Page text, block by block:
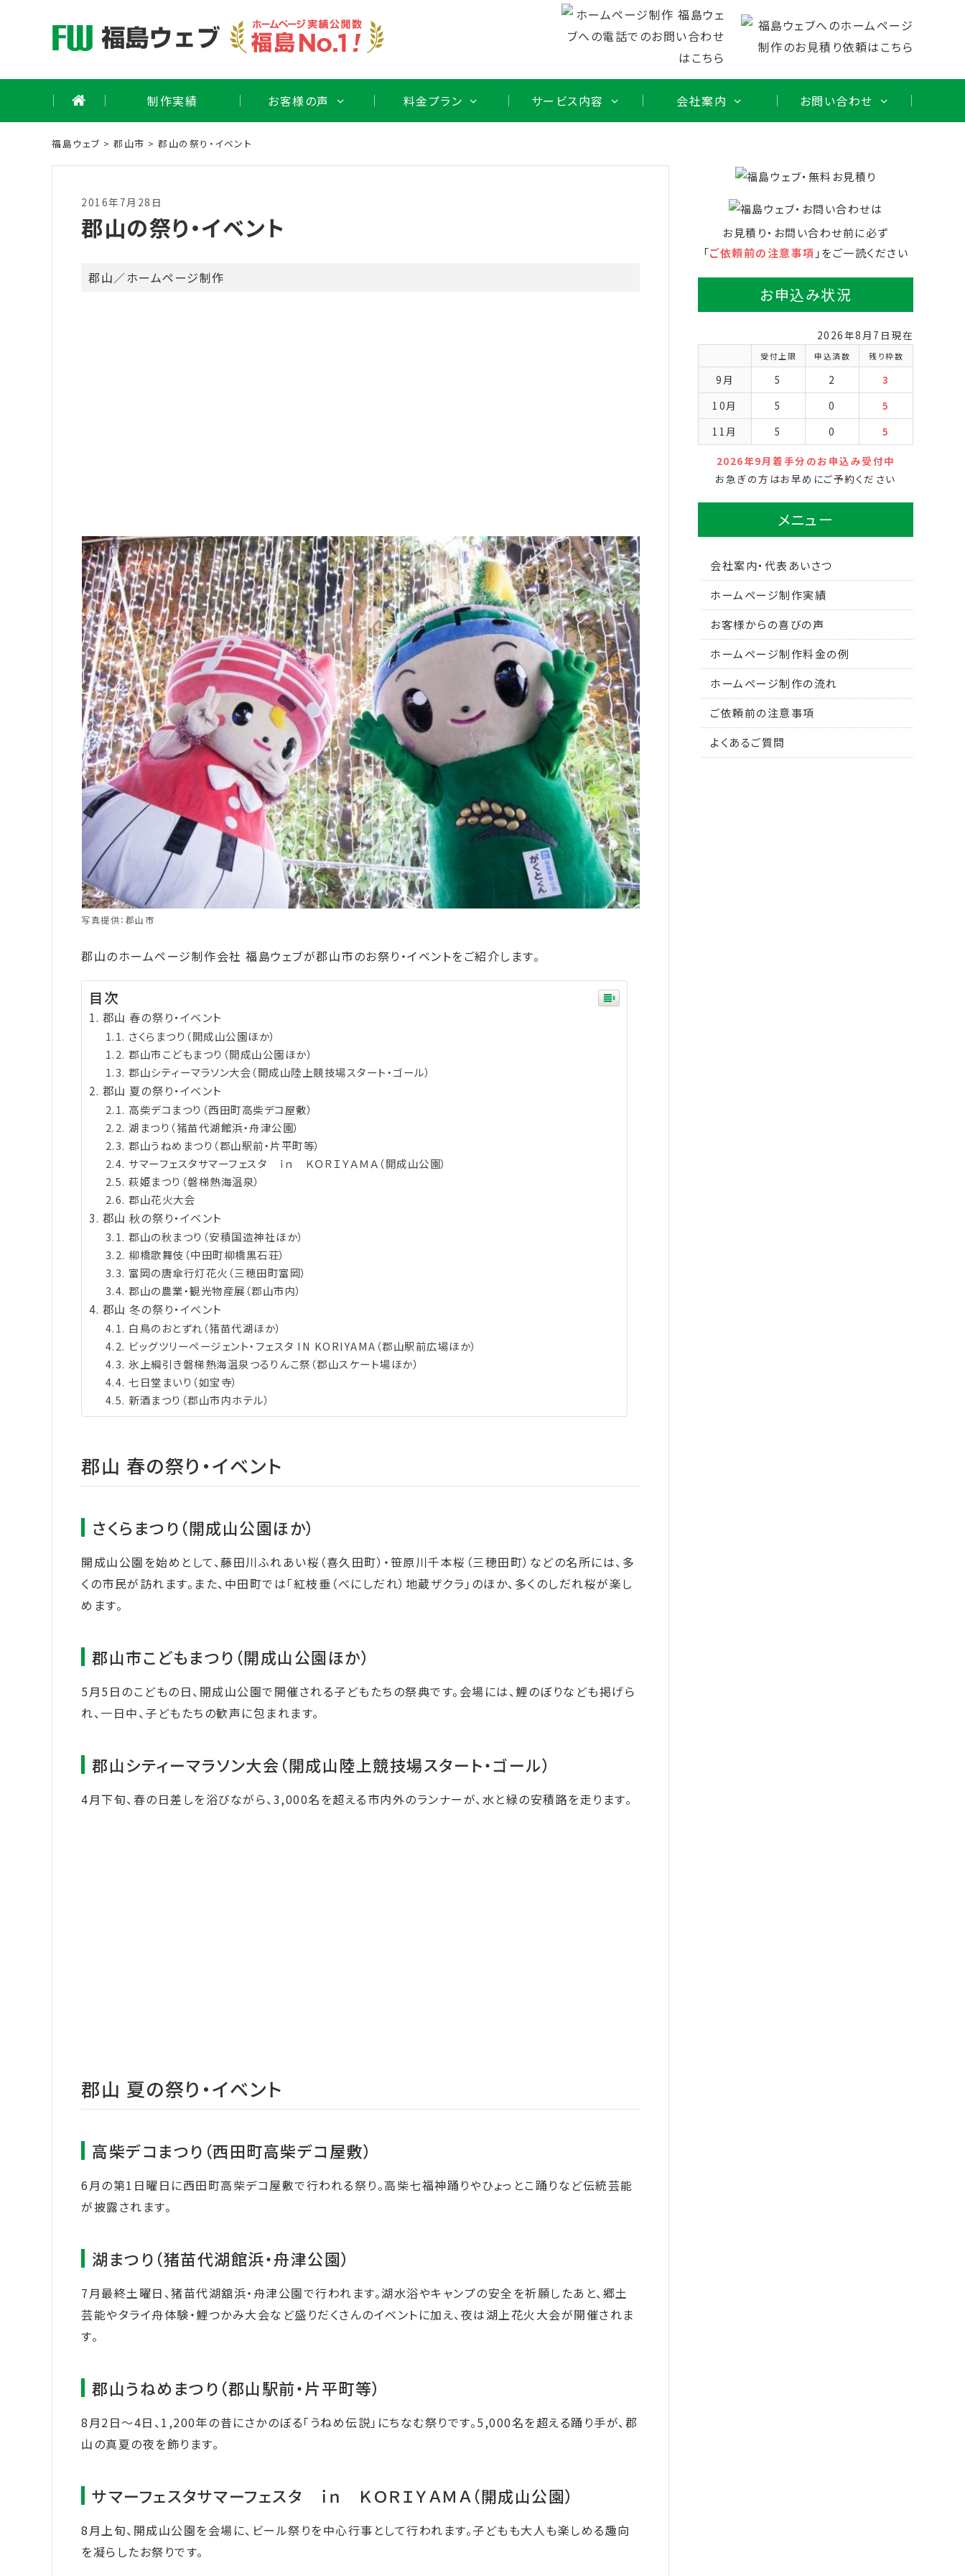
制作実績 お客様の声 料金プラン サービス内容 会社案内 お問い合わせ
福島ウェブ > 郡山市 > 郡山の祭り・イベント
2016年7月28日
郡山の祭り・イベント
郡山／ホームページ制作
写真提供：郡山市
郡山のホームページ制作会社 福島ウェブが郡山市のお祭り・イベントをご紹介します。
目次
郡山 春の祭り・イベント
さくらまつり（開成山公園ほか）
郡山市こどもまつり（開成山公園ほか）
郡山シティーマラソン大会（開成山陸上競技場スタート・ゴール）
郡山 夏の祭り・イベント
高柴デコまつり（西田町高柴デコ屋敷）
湖まつり（猪苗代湖館浜・舟津公園）
郡山うねめまつり（郡山駅前・片平町等）
サマーフェスタサマーフェスタ ｉｎ ＫＯＲＩＹＡＭＡ（開成山公園）
萩姫まつり（磐梯熱海温泉）
郡山花火大会
郡山 秋の祭り・イベント
郡山の秋まつり（安積国造神社ほか）
柳橋歌舞伎（中田町柳橋黒石荘）
富岡の唐傘行灯花火（三穂田町富岡）
郡山の農業・観光物産展（郡山市内）
郡山 冬の祭り・イベント
白鳥のおとずれ（猪苗代湖ほか）
ビッグツリーページェント・フェスタ IN KORIYAMA（郡山駅前広場ほか）
氷上綱引き磐梯熱海温泉つるりんこ祭（郡山スケート場ほか）
七日堂まいり（如宝寺）
新酒まつり（郡山市内ホテル）
郡山 春の祭り・イベント
さくらまつり（開成山公園ほか）
開成山公園を始めとして、藤田川ふれあい桜（喜久田町）・笹原川千本桜（三穂田町）などの名所には、多
くの市民が訪れます。また、中田町では「紅枝垂（べにしだれ）地蔵ザクラ」のほか、多くのしだれ桜が楽し
めます。
郡山市こどもまつり（開成山公園ほか）
5月5日のこどもの日、開成山公園で開催される子どもたちの祭典です。会場には、鯉のぼりなども掲げら
れ、一日中、子どもたちの歓声に包まれます。
郡山シティーマラソン大会（開成山陸上競技場スタート・ゴール）
4月下旬、春の日差しを浴びながら、3,000名を超える市内外のランナーが、水と緑の安積路を走ります。
郡山 夏の祭り・イベント
高柴デコまつり（西田町高柴デコ屋敷）
6月の第1日曜日に西田町高柴デコ屋敷で行われる祭り。高柴七福神踊りやひょっとこ踊りなど伝統芸能
が披露されます。
湖まつり（猪苗代湖館浜・舟津公園）
7月最終土曜日、猪苗代湖舘浜・舟津公園で行われます。湖水浴やキャンプの安全を祈願したあと、郷土
芸能やタライ舟体験・鯉つかみ大会など盛りだくさんのイベントに加え、夜は湖上花火大会が開催されま
す。
郡山うねめまつり（郡山駅前・片平町等）
8月2日～4日、1,200年の昔にさかのぼる「うねめ伝説」にちなむ祭りです。5,000名を超える踊り手が、郡
山の真夏の夜を飾ります。
サマーフェスタサマーフェスタ ｉｎ ＫＯＲＩＹＡＭＡ（開成山公園）
8月上旬、開成山公園を会場に、ビール祭りを中心行事として行われます。子どもも大人も楽しめる趣向
を凝らしたお祭りです。
お見積り・お問い合わせ前に必ず
「ご依頼前の注意事項 」をご一読ください
お申込み状況
2026年8月7日現在
受付上限 申込済数 残り枠数
9月 5 2
3
10月
5 0
5
11月
5 0 5
2026年9月着手分のお申込み受付中
お急ぎの方はお早めにご予約ください
メニュー
会社案内・代表あいさつ
ホームページ制作実績
お客様からの喜びの声
ホームページ制作料金の例
ホームページ制作の流れ
ご依頼前の注意事項
よくあるご質問